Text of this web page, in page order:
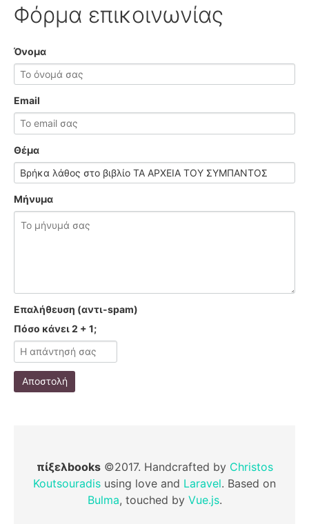
Φόρμα επικοινωνίας
Όνομα
Email
Θέμα
Μήνυμα
Επαλήθευση (αντι-spam)
Πόσο κάνει 2 + 1;
Αποστολή
πίξελbooks©2017. Handcrafted by Christos
Koutsouradis using love and Laravel. Based on
Bulma, touched by Vue.js.